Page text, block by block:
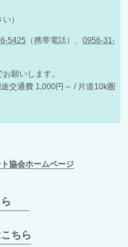
）
5425 （携帯電話）、 0956-31-
お願いします。
交通費 1,000円～ / 片道10k圏
協会ホームページ
ら
ちら